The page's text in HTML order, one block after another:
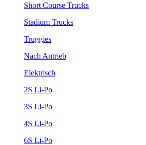
Short Course Trucks
Stadium Trucks
Truggies
Nach Antrieb
Elektrisch
2S Li-Po
3S Li-Po
4S Li-Po
6S Li-Po